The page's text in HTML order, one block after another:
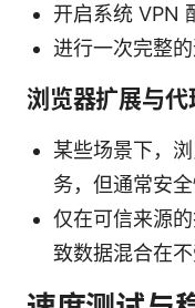
开启系统 VPN
进行一次完整
浏览器扩展与代
某些场景下，
务，但通常安
仅在可信来源
致数据混合在